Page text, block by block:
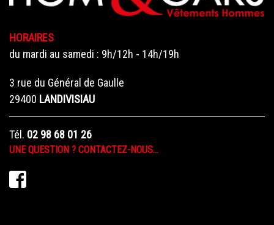
HORAIRES
du mardi au samedi : 9h/12h - 14h/19h
3 rue du Général de Gaulle
29400 LANDIVISIAU
Tél. 02 98 68 01 26
UNE QUESTION ? CONTACTEZ-NOUS…